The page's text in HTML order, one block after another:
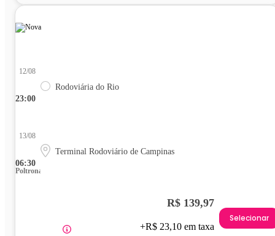
23:00
12/08
Rodoviária do Rio
06:30
13/08
Terminal Rodoviário de Campinas
Poltrona
R$ 139,97
+R$ 23,10 em taxa
Selecionar